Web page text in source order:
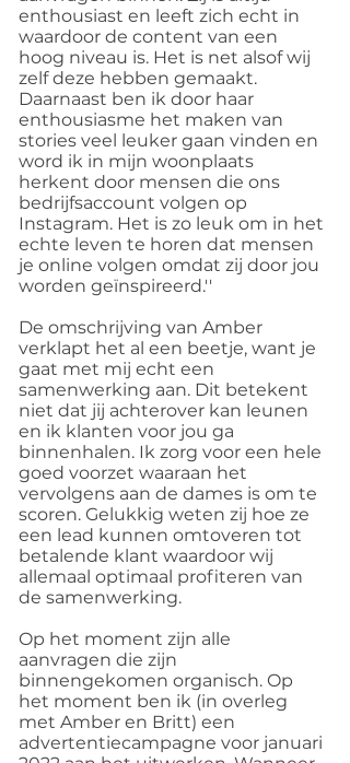
enthousiast en leeft zich echt in
waardoor de content van een
hoog niveau is. Het is net alsof wij
zelf deze hebben gemaakt.
Daarnaast ben ik door haar
enthousiasme het maken van
stories veel leuker gaan vinden en
word ik in mijn woonplaats
herkent door mensen die ons
bedrijfsaccount volgen op
Instagram. Het is zo leuk om in het
echte leven te horen dat mensen
je online volgen omdat zij door jou
worden geïnspireerd.''
De omschrijving van Amber
verklapt het al een beetje, want je
gaat met mij echt een
samenwerking aan. Dit betekent
niet dat jij achterover kan leunen
en ik klanten voor jou ga
binnenhalen. Ik zorg voor een hele
goed voorzet waaraan het
vervolgens aan de dames is om te
scoren. Gelukkig weten zij hoe ze
een lead kunnen omtoveren tot
betalende klant waardoor wij
allemaal optimaal profiteren van
de samenwerking.
Op het moment zijn alle
aanvragen die zijn
binnengekomen organisch. Op
het moment ben ik (in overleg
met Amber en Britt) een
advertentiecampagne voor januari